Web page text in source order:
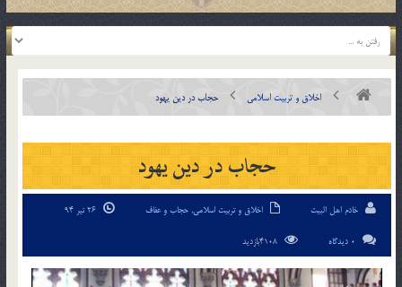
اخلاق و تربیت اسلامی حجاب در دين يهود
حجاب در دين يهود
خادم اهل البیت اخلاق و تربیت اسلامی, حجاب و عفاف
0 دیدگاه